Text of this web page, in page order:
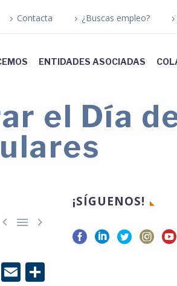
Contacta ¿Buscas empleo?
ENTIDADES ASOCIADAS
el Día
  
WhatsApp
Email
¡SÍGUENOS!